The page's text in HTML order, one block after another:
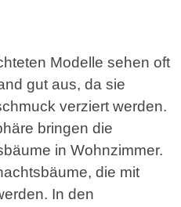
Modelle sehen oft
gut aus, da sie
verziert werden.
bringen die
in Wohnzimmer.
die mit
In den